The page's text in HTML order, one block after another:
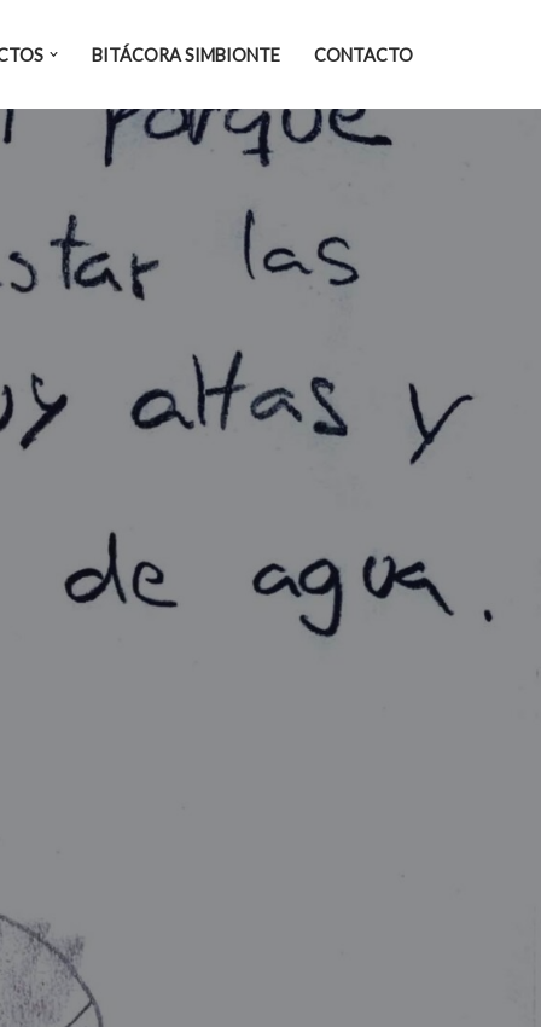
BITÁCORA SIMBIONTE CONTACTO